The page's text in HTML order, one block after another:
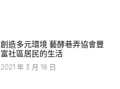
創造多元環境 藝酵巷弄協會豐
富社區居民的生活
2021 年 3 月 18 日